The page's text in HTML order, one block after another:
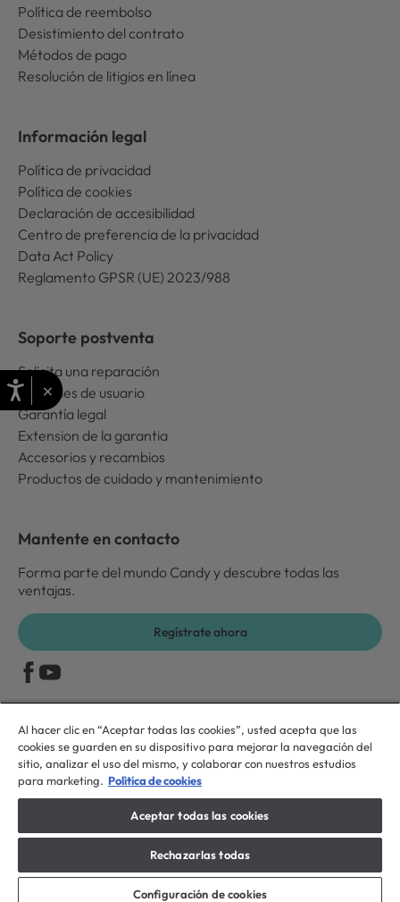
Política de reembolso
Desistimiento del contrato
Métodos de pago
Resolución de litigios en línea
Información legal
Política de privacidad
Política de cookies
Declaración de accesibilidad
Centro de preferencia de la privacidad
Data Act Policy
Reglamento GPSR (UE) 2023/988
Soporte postventa
Solicita una reparación
Manuales de usuario
Garantía legal
Extension de la garantia
Accesorios y recambios
Productos de cuidado y mantenimiento
Mantente en contacto
Forma parte del mundo Candy y descubre todas las
ventajas.
Regístrate ahora
Candy Hoover Group Srl –con accionista único, empresa que gestiona y
coordina la actividad de Candy S.p.A, con domicilio fiscal en Via Comolli, 57
- 20861 Brugherio (MB) – Sede administrativa: Via Privata Eden Fumagalli -
20861 Brugherio (MB). - Italia con capital social de 30,000,000.00€
íntegramente desembolsado. Registro Mercantil/ tributación de Monza y
Brianza 04666310158 – IVA núm. IT00786860965
ES / Español
×
Al hacer clic en “Aceptar todas las cookies”, usted acepta que las
cookies se guarden en su dispositivo para mejorar la navegación del
sitio, analizar el uso del mismo, y colaborar con nuestros estudios
para marketing. Polìtica de cookies
Aceptar todas las cookies
Rechazarlas todas
Configuración de cookies